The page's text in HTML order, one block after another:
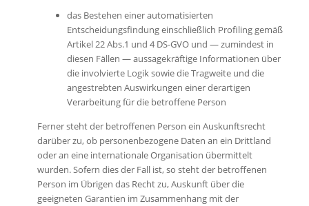
das Bestehen einer automatisierten
Entscheidungsfindung einschließlich Profiling gemäß
Artikel 22 Abs.1 und 4 DS-GVO und — zumindest in
diesen Fällen — aussagekräftige Informationen über
die involvierte Logik sowie die Tragweite und die
angestrebten Auswirkungen einer derartigen
Verarbeitung für die betroffene Person
Ferner steht der betroffenen Person ein Auskunftsrecht
darüber zu, ob personenbezogene Daten an ein Drittland
oder an eine internationale Organisation übermittelt
wurden. Sofern dies der Fall ist, so steht der betroffenen
Person im Übrigen das Recht zu, Auskunft über die
geeigneten Garantien im Zusammenhang mit der